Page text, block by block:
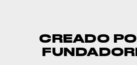
CREADO